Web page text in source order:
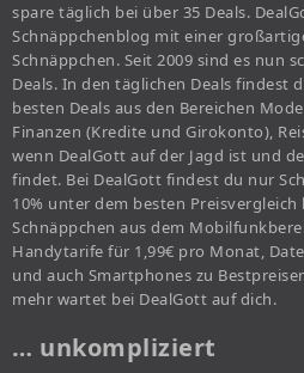
spare täglich bei über 35 Deals.
Schnäppchenblog mit einer
Schnäppchen. Seit 2009 sind es nun
Deals. In den täglichen Deals findest
besten Deals aus den Bereichen
Finanzen (Kredite und Girokonto),
wenn DealGott auf der Jagd ist und
findet. Bei DealGott findest du nur
10% unter dem besten
Schnäppchen aus dem
Handytarife für 1,99€ pro Monat,
und auch Smartphones zu
mehr wartet bei DealGott auf dich.
… unkompliziert